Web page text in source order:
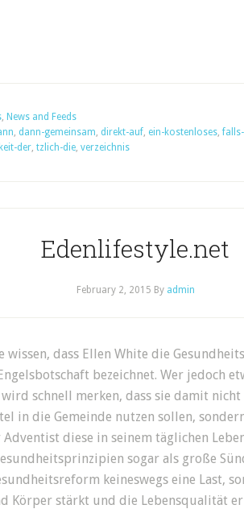
, News and Feeds
, dann-gemeinsam, direkt-auf, ein-kostenloses,
der, tzlich-die, verzeichnis
Edenlifestyle.net
February 2, 2015 By admin
wissen, dass Ellen White die
bezeichnet. Wer jedoch
schnell merken, dass sie damit
in die Gemeinde nutzen sollen,
diese in seinem täglichen
sogar als große
keineswegs eine Last,
Körper stärkt und die Lebensqualität